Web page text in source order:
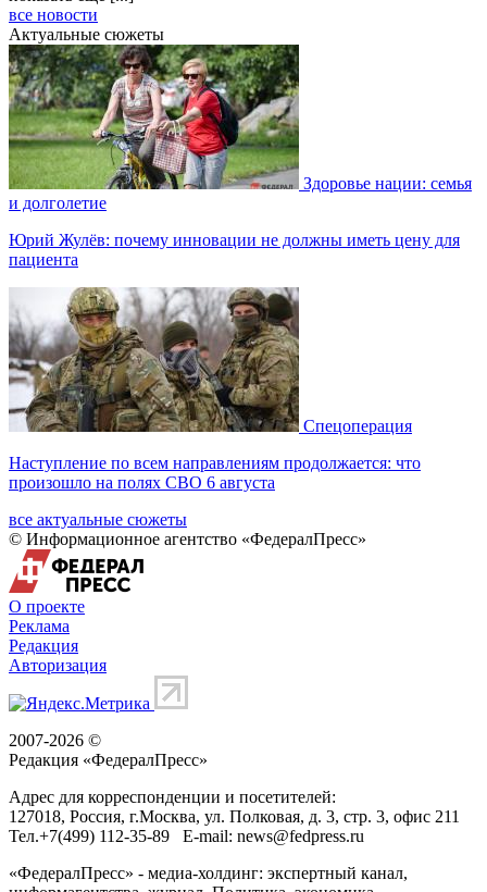
все новости
Актуальные сюжеты
Здоровье нации: семья
и долголетие
Юрий Жулёв: почему инновации не должны иметь цену для
пациента
Спецоперация
Наступление по всем направлениям продолжается: что
произошло на полях СВО 6 августа
все актуальные сюжеты
© Информационное агентство «ФедералПресс»
О проекте
Реклама
Редакция
Авторизация
2007-2026 ©
Редакция «ФедералПресс»
Адрес для корреспонденции и посетителей:
127018, Россия, г.Москва, ул. Полковая, д. 3, стр. 3, офис 211
Тел.+7(499) 112-35-89 E-mail: news@fedpress.ru
«ФедералПресс» - медиа-холдинг: экспертный канал,